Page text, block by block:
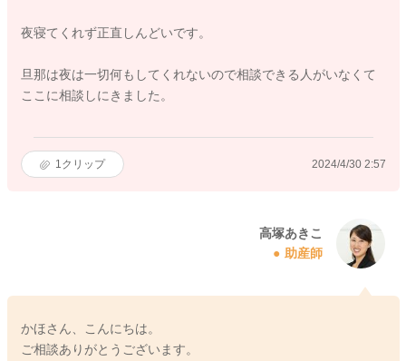
夜寝てくれず正直しんどいです。
旦那は夜は一切何もしてくれないので相談できる人がいなくて
ここに相談しにきました。
1 クリップ 2024/4/30 2:57
高塚あきこ
助産師
かほさん、こんにちは。
ご相談ありがとうございます。